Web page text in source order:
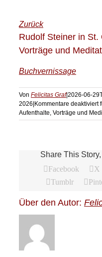
Zurück
Rudolf Steiner in St.
Vorträge und
Buchvernissage
Von Felicitas Graf|2026-06-
2026 Kommentare deaktiviert
Aufenthalte, Vorträge und
Share This
Facebook
X
Tumblr
Über den Autor: